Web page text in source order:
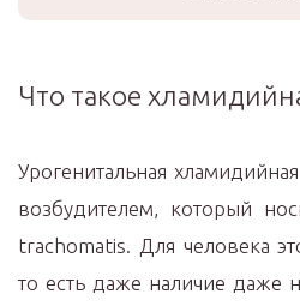
Что такое
Урогенитальная
возбудителем, который
trachomatis. Для человека
то есть даже наличие даже